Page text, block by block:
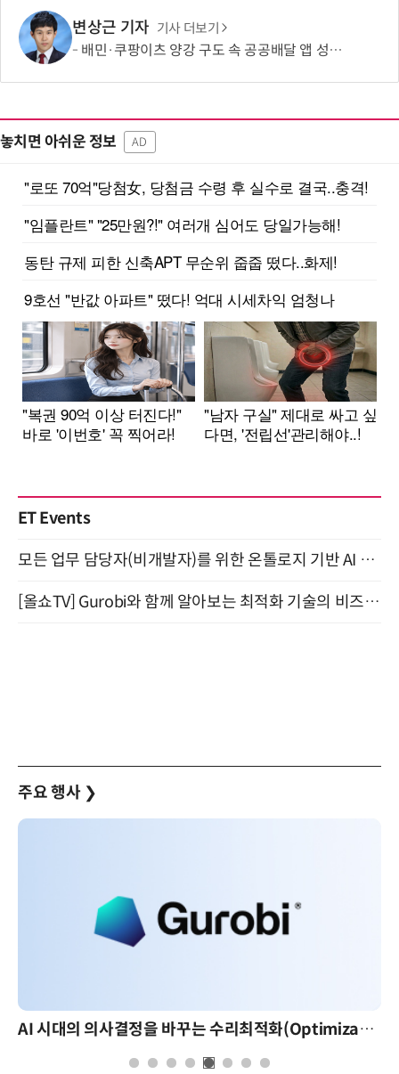
변상근 기자 기사 더보기
배민·쿠팡이츠 양강 구도 속 공공배달 앱 성장 정체…경쟁 활성화 방안은?
놓치면 아쉬운 정보 AD
ET Events
모든 업무 담당자(비개발자)를 위한 온톨로지 기반 AI 지식체계 설계 1-day 워크숍 8월 20일 개최
[올쇼TV] Gurobi와 함께 알아보는 최적화 기술의 비즈니스 활용 (8월 20일 생방송)
주요 행사 ❯
AI 시대의 의사결정을 바꾸는 수리최적화(Optimization): 실제 산업 적용 사례와 활용 전략